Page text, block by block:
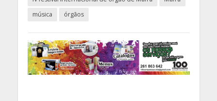
música
órgãos